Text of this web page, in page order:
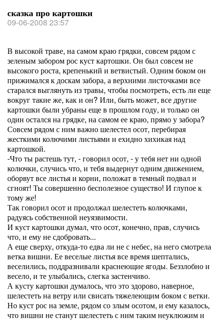
сказка про картошки
09-06-2008 23:57
В высокой траве, на самом краю грядки, совсем рядом с
зеленым забором рос куст картошки. Он был совсем не
высокого роста, крепенький и ветвистый. Одним боком он
прижимался к доскам забора, а верхними листочками все
старался выглянуть из травы, чтобы посмотреть, есть ли еще
вокруг такие же, как и он? Или, быть может, все другие
картошки были убраны еще в прошлом году, и только он
один остался на грядке, на самом ее краю, прямо у забора?
Совсем рядом с ним важно шелестел осот, перебирая
жесткими колючими листьями и ехидно хихикая над
картошкой.
-Что ты растешь тут, - говорил осот, - у тебя нет ни одной
колючки, случись что, и тебя выдернут одним движением,
оборвут все листья и корни, положат в темный подвал и
сгноят! Ты совершенно бесполезное существо! И глупое к
тому же!
Так говорил осот и продолжал шелестеть колючками,
радуясь собственной неуязвимости.
И куст картошки думал, что осот, конечно, прав, случись
что, и ему не сдобровать...
А еще сверху, откуда-то едва ли не с небес, на него смотрела
ветка вишни. Ее веселые листья все время шептались,
веселились, поддразнивали краснеющие ягоды. Беззлобно и
весело, и те улыбались, слегка застенчиво.
А кусту картошки думалось, что это здорово, наверное,
шелестеть на ветру или свисать тяжелеющим боком с ветки.
Но куст рос на земле, рядом со злым осотом, и ему казалось,
что вишни не станут шелестеть с ним таким неуклюжим и